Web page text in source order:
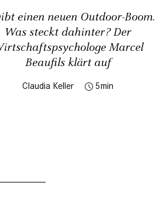
einen neuen Outdoor-Boom.
Was steckt dahinter? Der
Marcel
Beaufils klärt auf
Claudia Keller 5